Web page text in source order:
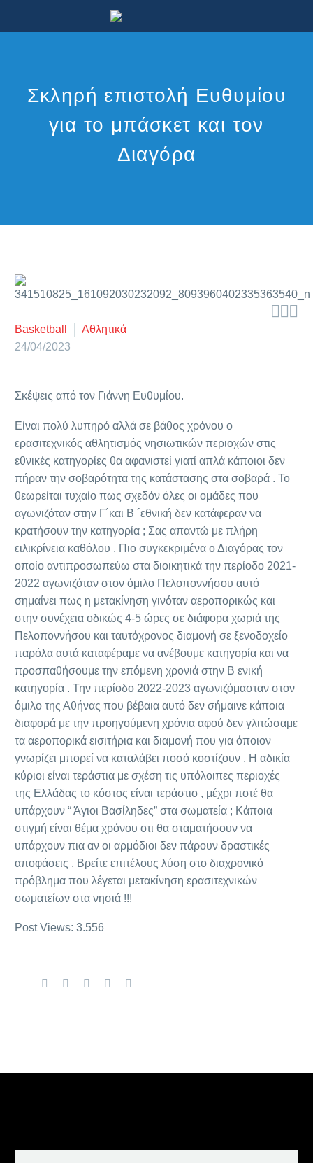
Σκληρή επιστολή Ευθυμίου
για το μπάσκετ και τον
Διαγόρα

Basketball
Αθλητικά
24/04/2023
Σκέψεις από τον Γιάννη Ευθυμίου.
Είναι πολύ λυπηρό αλλά σε βάθος χρόνου ο
ερασιτεχνικός αθλητισμός νησιωτικών περιοχών στις
εθνικές κατηγορίες θα αφανιστεί γιατί απλά κάποιοι δεν
πήραν την σοβαρότητα της κατάστασης στα σοβαρά . Το
θεωρείται τυχαίο πως σχεδόν όλες οι ομάδες που
αγωνιζόταν στην Γ´και Β ´εθνική δεν κατάφεραν να
κρατήσουν την κατηγορία ; Σας απαντώ με πλήρη
ειλικρίνεια καθόλου . Πιο συγκεκριμένα ο Διαγόρας τον
οποίο αντιπροσωπεύω στα διοικητικά την περίοδο 2021-
2022 αγωνιζόταν στον όμιλο Πελοποννήσου αυτό
σημαίνει πως η μετακίνηση γινόταν αεροπορικώς και
στην συνέχεια οδικώς 4-5 ώρες σε διάφορα χωριά της
Πελοποννήσου και ταυτόχρονος διαμονή σε ξενοδοχείο
παρόλα αυτά καταφέραμε να ανέβουμε κατηγορία και να
προσπαθήσουμε την επόμενη χρονιά στην Β ενική
κατηγορία . Την περίοδο 2022-2023 αγωνιζόμασταν στον
όμιλο της Αθήνας που βέβαια αυτό δεν σήμαινε κάποια
διαφορά με την προηγούμενη χρόνια αφού δεν γλιτώσαμε
τα αεροπορικά εισιτήρια και διαμονή που για όποιον
γνωρίζει μπορεί να καταλάβει ποσό κοστίζουν . Η αδικία
κύριοι είναι τεράστια με σχέση τις υπόλοιπες περιοχές
της Ελλάδας το κόστος είναι τεράστιο , μέχρι ποτέ θα
υπάρχουν “ Άγιοι Βασίληδες” στα σωματεία ; Κάποια
στιγμή είναι θέμα χρόνου οτι θα σταματήσουν να
υπάρχουν πια αν οι αρμόδιοι δεν πάρουν δραστικές
αποφάσεις . Βρείτε επιτέλους λύση στο διαχρονικό
πρόβλημα που λέγεται μετακίνηση ερασιτεχνικών
σωματείων στα νησιά !!!
Post Views: 3.556